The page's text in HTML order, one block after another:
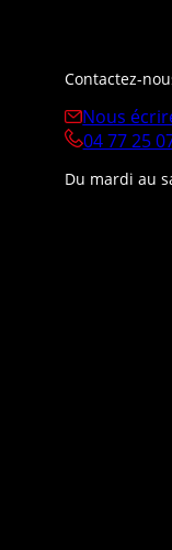
Contactez-
Nous
04 77 25
Du mardi au